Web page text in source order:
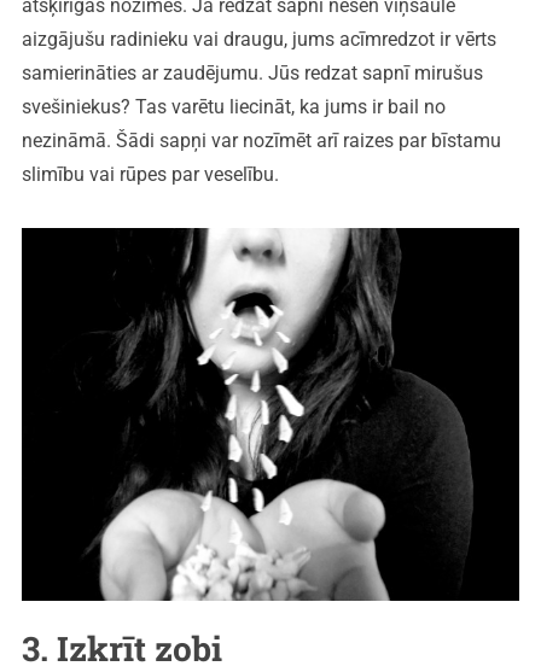
atšķirīgas nozīmes. Ja redzat sapnī nesen viņsaulē
aizgājušu radinieku vai draugu, jums acīmredzot ir vērts
samierināties ar zaudējumu. Jūs redzat sapnī mirušus
svešiniekus? Tas varētu liecināt, ka jums ir bail no
nezināmā. Šādi sapņi var nozīmēt arī raizes par bīstamu
slimību vai rūpes par veselību.
3. Izkrīt zobi